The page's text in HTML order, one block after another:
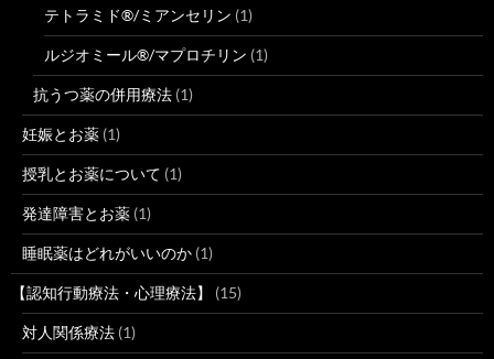
テトラミド®/ミアンセリン (1)
ルジオミール®/マプロチリン (1)
抗うつ薬の併用療法 (1)
妊娠とお薬 (1)
授乳とお薬について (1)
発達障害とお薬 (1)
睡眠薬はどれがいいのか (1)
【認知行動療法・心理療法】 (15)
対人関係療法 (1)